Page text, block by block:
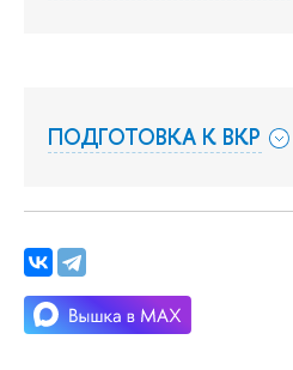
ПОДГОТОВКА К ВКР